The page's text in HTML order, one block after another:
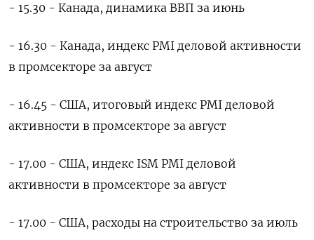
- 15.30 - Канада, динамика ВВП за июнь
- 16.30 - Канада, индекс PMI деловой активности
в промсекторе за август
- 16.45 - США, итоговый индекс PMI деловой
активности в промсекторе за август
- 17.00 - США, индекс ISM PMI деловой
активности в промсекторе за август
- 17.00 - США, расходы на строительство за июль